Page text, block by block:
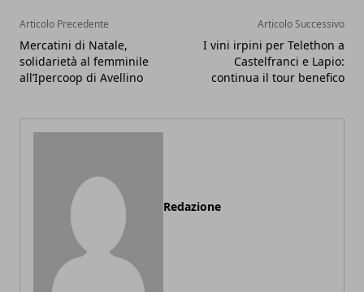
Articolo Precedente
Mercatini di Natale,
solidarietà al femminile
all’Ipercoop di Avellino
Articolo Successivo
I vini irpini per Telethon a
Castelfranci e Lapio:
continua il tour benefico
Redazione